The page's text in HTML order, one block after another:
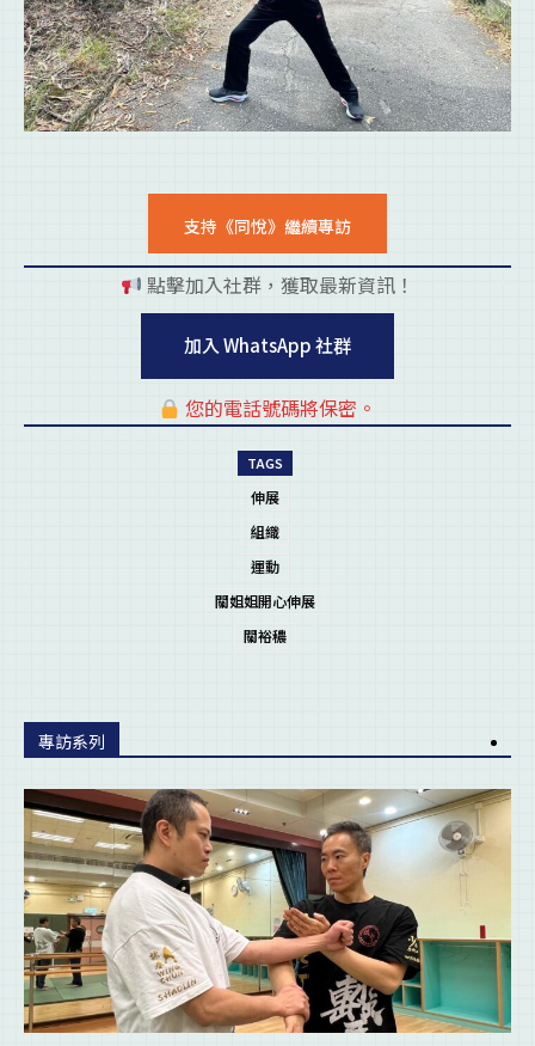
支持《同悅》繼續專訪
點擊加入社群，獲取最新資訊！
加入 WhatsApp 社群
您的電話號碼將保密。
TAGS
伸展
組織
運動
關姐姐開心伸展
關裕穠
專訪系列